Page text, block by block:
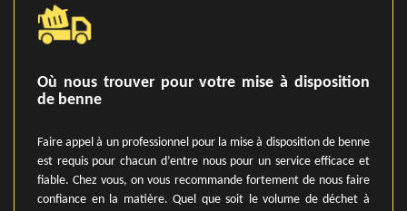
Où nous trouver pour votre mise à disposition
de benne
Faire appel à un professionnel pour la mise à disposition de benne
est requis pour chacun d’entre nous pour un service efficace et
fiable. Chez vous, on vous recommande fortement de nous faire
confiance en la matière. Quel que soit le volume de déchet à